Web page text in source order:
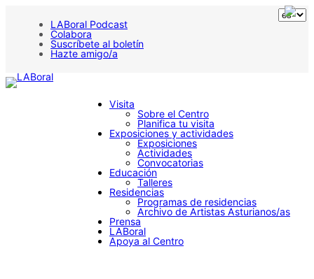
LABoral Podcast
Colabora
Suscríbete al boletín
Hazte amigo/a
Visita
Sobre el Centro
Planifica tu visita
Exposiciones y actividades
Exposiciones
Actividades
Convocatorias
Educación
Talleres
Residencias
Programas de residencias
Archivo de Artistas Asturianos/as
Prensa
LABoral
Apoya al Centro